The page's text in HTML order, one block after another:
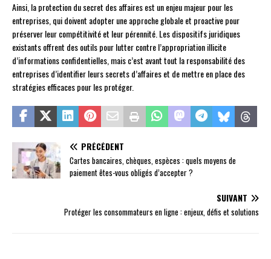
Ainsi, la protection du secret des affaires est un enjeu majeur pour les
entreprises, qui doivent adopter une approche globale et proactive pour
préserver leur compétitivité et leur pérennité. Les dispositifs juridiques
existants offrent des outils pour lutter contre l’appropriation illicite
d’informations confidentielles, mais c’est avant tout la responsabilité des
entreprises d’identifier leurs secrets d’affaires et de mettre en place des
stratégies efficaces pour les protéger.
PRÉCÉDENT
Cartes bancaires, chèques, espèces : quels moyens de
paiement êtes-vous obligés d’accepter ?
SUIVANT
Protéger les consommateurs en ligne : enjeux, défis et solutions